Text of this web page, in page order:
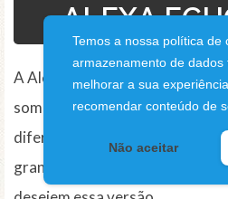
ALEXA
A Alexa Echo Show, por sua vez,
som inteligente da Amazon,
diferencial: uma tela que traz a
grande destaque que tem feito
Temos a nossa política de
armazenamento de
melhorar a sua
recomendar conteúdo de
Não aceitar